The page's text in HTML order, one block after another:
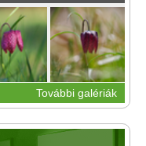
További galériák